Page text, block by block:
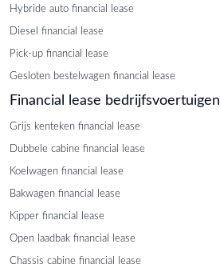
Hybride auto financial lease
Diesel financial lease
Pick-up financial lease
Gesloten bestelwagen financial lease
Financial lease bedrijfsvoertuigen
Grijs kenteken financial lease
Dubbele cabine financial lease
Koelwagen financial lease
Bakwagen financial lease
Kipper financial lease
Open laadbak financial lease
Chassis cabine financial lease